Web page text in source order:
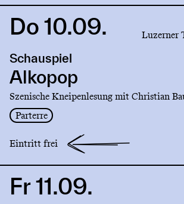
Link
Alkopop
Do 10.09.
Luzerner
Schauspiel
Alkopop
Szenische Kneipenlesung mit Christian
Parterre
Eintritt frei
LinkFr 11.09.